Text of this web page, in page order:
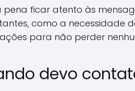
pena ficar atento às
como a necessidade
para não perder
devo